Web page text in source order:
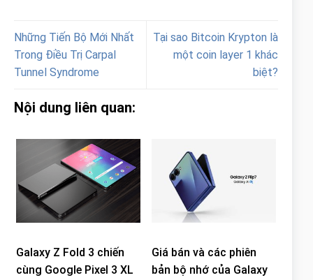
Những Tiến Bộ Mới Nhất
Trong Điều Trị Carpal
Tunnel Syndrome
Tại sao Bitcoin Krypton là
một coin layer 1 khác
biệt?
Nội dung liên quan:
Galaxy Z Fold 3 chiến
cùng Google Pixel 3 XL
Giá bán và các phiên
bản bộ nhớ của Galaxy